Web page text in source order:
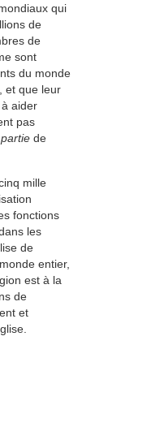
qui
de
de
sont
du monde
et que leur
aider
pas
partie de
mille
fonctions
les
de
entier,
est à la
de
et